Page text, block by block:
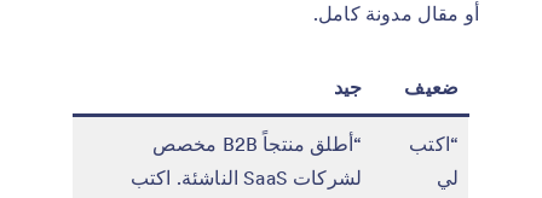
أو مقال مدونة كامل.
ضعيف جيد
“اكتب
لي
“أطلق منتجاً B2B مخصص
لشركات SaaS الناشئة. اكتب